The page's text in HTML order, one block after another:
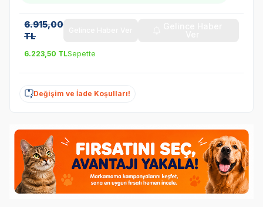
6.915,00
TL
6.223,50 TLSepette
Değişim ve İade Koşulları!